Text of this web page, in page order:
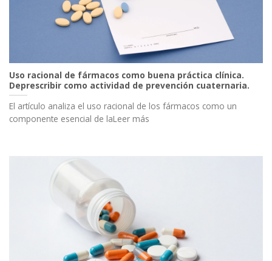
Uso racional de fármacos como buena práctica clínica.
Deprescribir como actividad de prevención cuaternaria.
El artículo analiza el uso racional de los fármacos como un
componente esencial de laLeer más